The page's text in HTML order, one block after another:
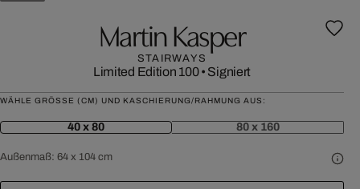
Martin Kasper
STAIRWAYS
Limited Edition 100• Signiert
WÄHLE GRÖSSE (CM) UND KASCHIERUNG/RAHMUNG AUS:
40 x 80 80 x 160
Außenmaß: 64 x 104 cm